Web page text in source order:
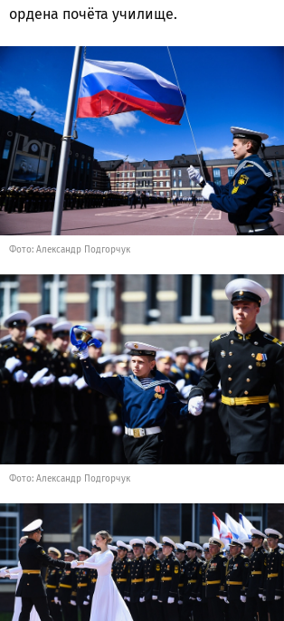
ордена почёта училище.
Фото: Александр Подгорчук
Фото: Александр Подгорчук